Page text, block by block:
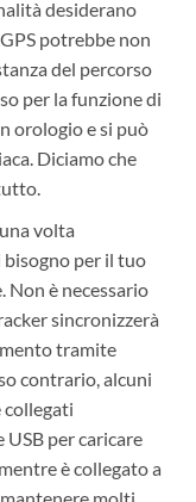
desiderano
potrebbe non
del percorso
per la funzione di
orologio e si può
Diciamo che
una volta
per il tuo
Non è necessario
sincronizzerà
tramite
contrario, alcuni
collegati
per caricare
è collegato a
molti